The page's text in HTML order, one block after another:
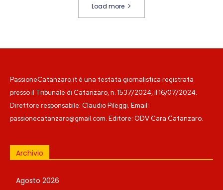
Load more
PassioneCatanzaro.it è una testata giornalistica registrata
presso il Tribunale di Catanzaro, n. 1537/2024, il 16/07/2024.
Direttore responsabile: Claudio Pileggi. Email:
passionecatanzaro@gmail.com. Editore: ODV Cara Catanzaro.
Archivio
Agosto 2026